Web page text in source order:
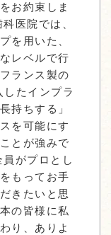
お約束しま
医院では、
を用いた、
レベルで行
ランス製の
たインプラ
持ちする」
を可能にす
とが強みで
がプロとし
もってお手
きたいと思
の皆様に私
り、ありよ